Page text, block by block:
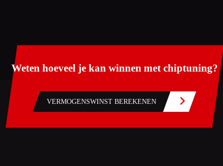
Weten hoeveel je kan winnen met chiptuning?
VERMOGENSWINST BEREKENEN